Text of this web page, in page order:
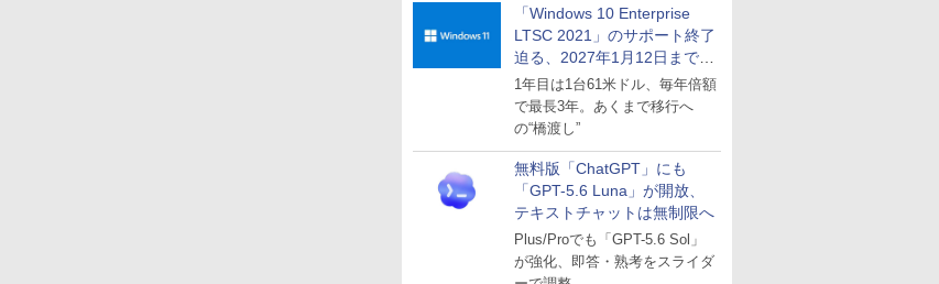
「Windows 10 Enterprise
LTSC 2021」のサポート終了
迫る、2027年1月12日まで
～ESUは9月1日から販売
1年目は1台61米ドル、毎年倍額
で最長3年。あくまで移行へ
の“橋渡し”
無料版「ChatGPT」にも
「GPT-5.6 Luna」が開放、
テキストチャットは無制限へ
Plus/Proでも「GPT-5.6 Sol」
が強化、即答・熟考をスライダ